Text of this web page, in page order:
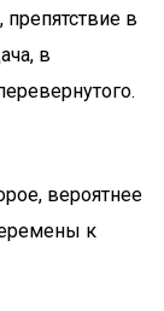
в
в
вероятнее
к